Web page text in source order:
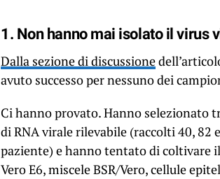
1. Non hanno mai isolato il virus
Dalla sezione di discussione
avuto successo per nessuno dei
Ci hanno provato. Hanno selezionato
di RNA virale rilevabile (raccolti 40, 82
paziente) e hanno tentato di coltivare
Vero E6, miscele BSR/Vero, cellule